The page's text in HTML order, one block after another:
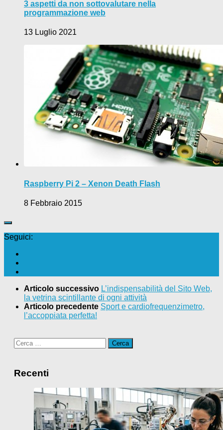
3 aspetti da non sottovalutare nella
programmazione web
13 Luglio 2021
Raspberry Pi 2 – Xenon Death Flash
8 Febbraio 2015
Seguici:
Articolo successivo L’indispensabilità del Sito Web,
la vetrina scintillante di ogni attività
Articolo precedente Sport e cardiofrequenzimetro,
l’accoppiata perfetta!
Ricerca
per:
Recenti